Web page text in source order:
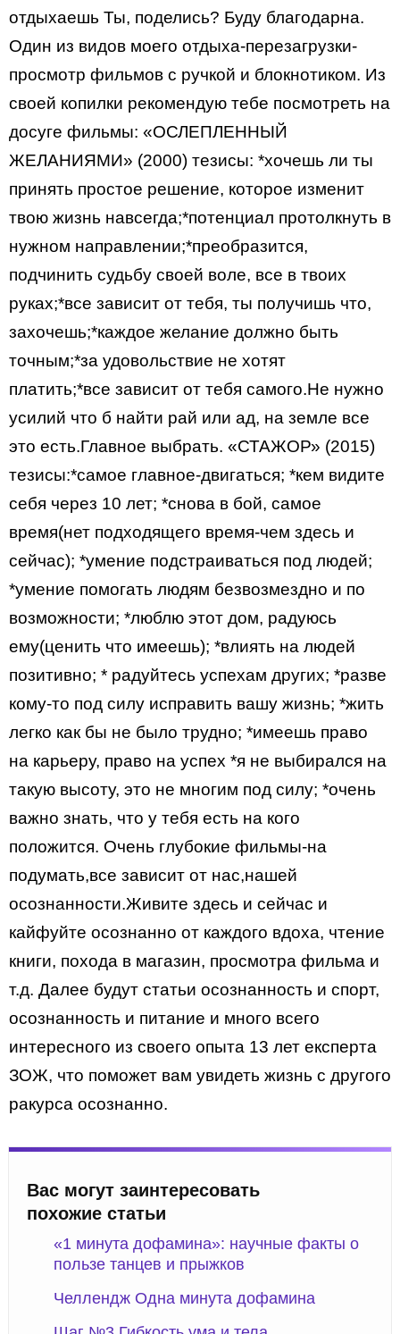
отдыхаешь Ты, поделись? Буду благодарна.
Один из видов моего отдыха-перезагрузки-
просмотр фильмов с ручкой и блокнотиком. Из
своей копилки рекомендую тебе посмотреть на
досуге фильмы: «ОСЛЕПЛЕННЫЙ
ЖЕЛАНИЯМИ» (2000) тезисы: *хочешь ли ты
принять простое решение, которое изменит
твою жизнь навсегда;*потенциал протолкнуть в
нужном направлении;*преобразится,
подчинить судьбу своей воле, все в твоих
руках;*все зависит от тебя, ты получишь что,
захочешь;*каждое желание должно быть
точным;*за удовольствие не хотят
платить;*все зависит от тебя самого.Не нужно
усилий что б найти рай или ад, на земле все
это есть.Главное выбрать. «СТАЖОР» (2015)
тезисы:*самое главное-двигаться; *кем видите
себя через 10 лет; *снова в бой, самое
время(нет подходящего время-чем здесь и
сейчас); *умение подстраиваться под людей;
*умение помогать людям безвозмездно и по
возможности; *люблю этот дом, радуюсь
ему(ценить что имеешь); *влиять на людей
позитивно; * радуйтесь успехам других; *разве
кому-то под силу исправить вашу жизнь; *жить
легко как бы не было трудно; *имеешь право
на карьеру, право на успех *я не выбирался на
такую высоту, это не многим под силу; *очень
важно знать, что у тебя есть на кого
положится. Очень глубокие фильмы-на
подумать,все зависит от нас,нашей
осознанности.Живите здесь и сейчас и
кайфуйте осознанно от каждого вдоха, чтение
книги, похода в магазин, просмотра фильма и
т.д. Далее будут статьи осознанность и спорт,
осознанность и питание и много всего
интересного из своего опыта 13 лет експерта
ЗОЖ, что поможет вам увидеть жизнь с другого
ракурса осознанно.
Вас могут заинтересовать
похожие статьи
«1 минута дофамина»: научные факты о
пользе танцев и прыжков
Челлендж Одна минута дофамина